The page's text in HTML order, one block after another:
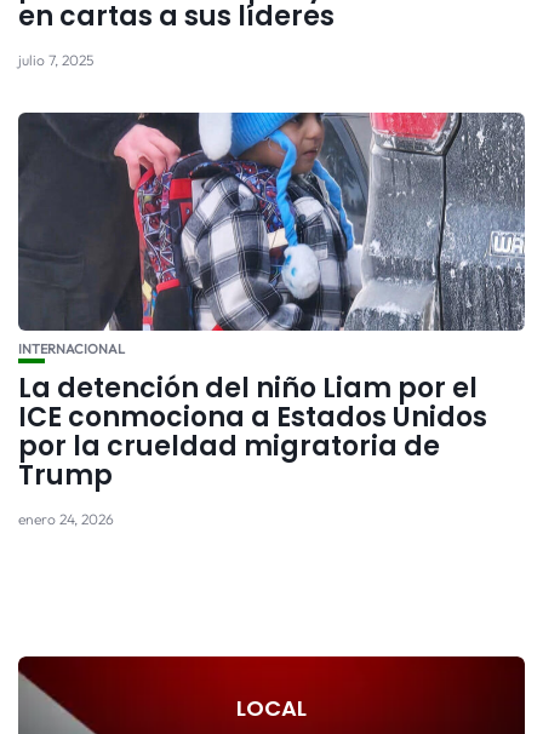
en cartas a sus líderes
julio 7, 2025
INTERNACIONAL
La detención del niño Liam por el
ICE conmociona a Estados Unidos
por la crueldad migratoria de
Trump
enero 24, 2026
LOCAL